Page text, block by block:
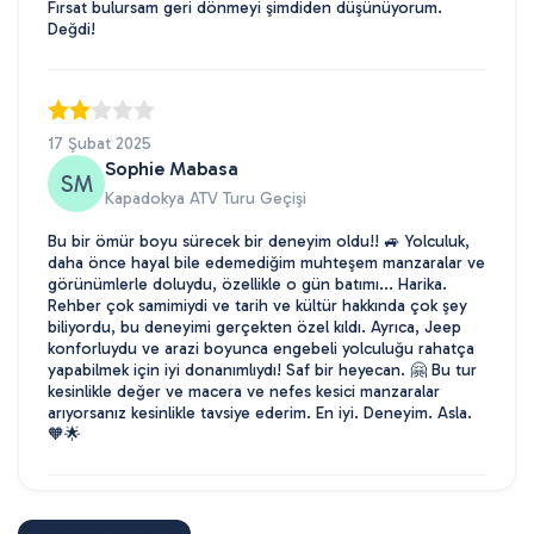
Fırsat bulursam geri dönmeyi şimdiden düşünüyorum.
Değdi!
17 Şubat 2025
SM
Sophie Mabasa
Kapadokya ATV Turu Geçişi
Bu bir ömür boyu sürecek bir deneyim oldu!! 🚙 Yolculuk,
daha önce hayal bile edemediğim muhteşem manzaralar ve
görünümlerle doluydu, özellikle o gün batımı... Harika.
Rehber çok samimiydi ve tarih ve kültür hakkında çok şey
biliyordu, bu deneyimi gerçekten özel kıldı. Ayrıca, Jeep
konforluydu ve arazi boyunca engebeli yolculuğu rahatça
yapabilmek için iyi donanımlıydı! Saf bir heyecan. 🤗 Bu tur
kesinlikle değer ve macera ve nefes kesici manzaralar
arıyorsanız kesinlikle tavsiye ederim. En iyi. Deneyim. Asla.
🧡🌟